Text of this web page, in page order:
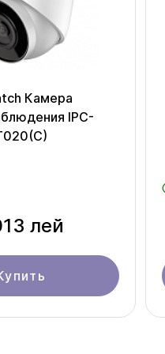
Камера
IPC-
лей